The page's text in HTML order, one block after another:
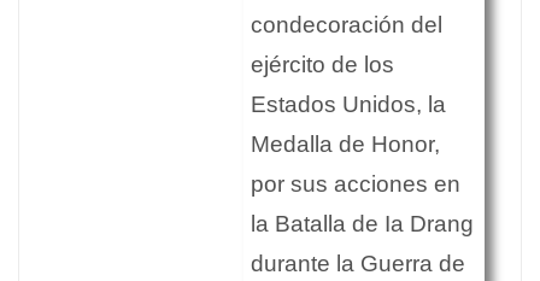
condecoración del
ejército de los
Estados Unidos, la
Medalla de Honor,
por sus acciones en
la Batalla de Ia Drang
durante la Guerra de